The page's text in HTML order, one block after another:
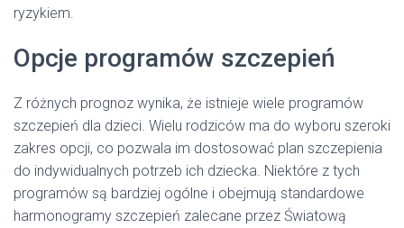
ryzykiem.
Opcje programów szczepień
Z różnych prognoz wynika, że istnieje wiele programów
szczepień dla dzieci. Wielu rodziców ma do wyboru szeroki
zakres opcji, co pozwala im dostosować plan szczepienia
do indywidualnych potrzeb ich dziecka. Niektóre z tych
programów są bardziej ogólne i obejmują standardowe
harmonogramy szczepień zalecane przez Światową